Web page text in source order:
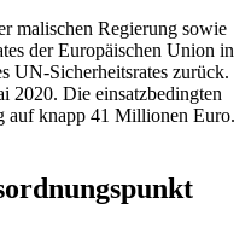
malischen Regierung sowie
der Europäischen Union in
UN-Sicherheitsrates zurück.
2020. Die einsatzbedingten
auf knapp 41 Millionen Euro.